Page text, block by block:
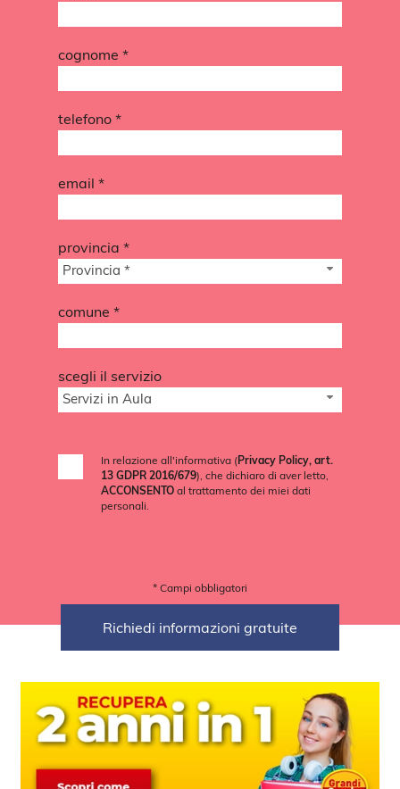
cognome *
telefono *
email *
provincia *
Provincia *
comune *
scegli il servizio
Servizi in Aula
In relazione all'informativa (Privacy Policy, art.
13 GDPR 2016/679), che dichiaro di aver letto,
ACCONSENTO al trattamento dei miei dati
personali.
* Campi obbligatori